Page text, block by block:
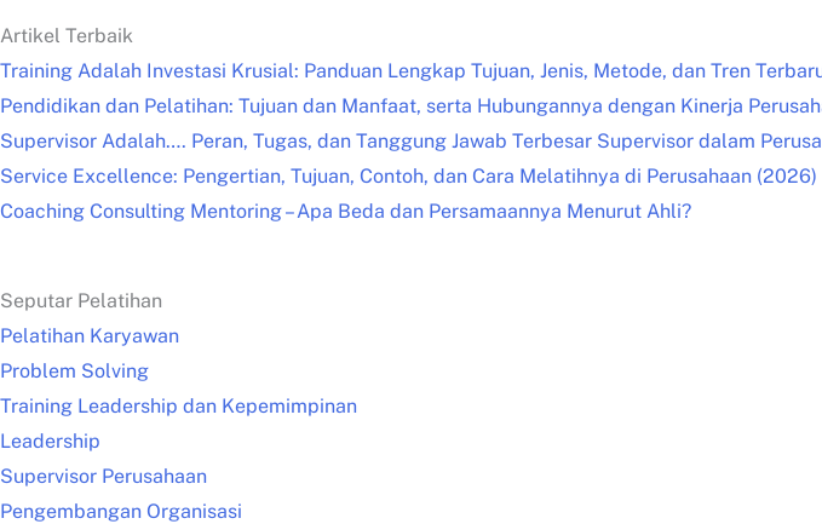
Artikel Terbaik
Training Adalah Investasi Krusial: Panduan Lengkap Tujuan, Jenis, Metode, dan Tren
Pendidikan dan Pelatihan: Tujuan dan Manfaat, serta Hubungannya dengan Kinerja
Supervisor Adalah…. Peran, Tugas, dan Tanggung Jawab Terbesar Supervisor dalam
Service Excellence: Pengertian, Tujuan, Contoh, dan Cara Melatihnya di Perusahaan (2026)
Coaching Consulting Mentoring – Apa Beda dan Persamaannya Menurut Ahli?
Seputar Pelatihan
Pelatihan Karyawan
Problem Solving
Training Leadership dan Kepemimpinan
Leadership
Supervisor Perusahaan
Pengembangan Organisasi